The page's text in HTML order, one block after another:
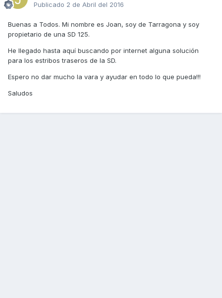
Publicado 2 de Abril del 2016
Buenas a Todos. Mi nombre es Joan, soy de Tarragona y soy
propietario de una SD 125.
He llegado hasta aquí buscando por internet alguna solución
para los estribos traseros de la SD.
Espero no dar mucho la vara y ayudar en todo lo que pueda!!!
Saludos